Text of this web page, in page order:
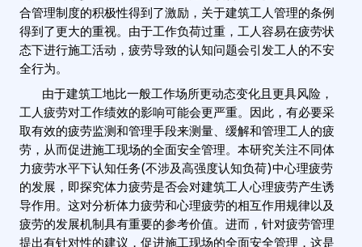
合管理制度的积极性得到了激励，关于建筑工人管理的条例
得到了更大的重视。由于工作负荷过重，工人容易在疲劳状
态下进行施工活动，疲劳导致的认知问题会引发工人的不安
全行为。
由于建筑工地比一般工作场所更动态变化且更具风险，
工人疲劳对工作绩效的影响可能会更严重。因此，有必要采
取有效的疲劳监测和管理手段来测量、缓解和管理工人的疲
劳，从而促进施工现场的全面安全管理。本研究关注不同体
力疲劳水平下认知任务(不涉及高强度认知负荷)中心理疲劳
的发展，即探究体力疲劳是否会对建筑工人心理疲劳产生诱
导作用。这对分析体力疲劳和心理疲劳的相互作用规律以及
疲劳的发展机制具有重要的参考价值。进而，针对疲劳管理
提出有针对性的建议，促进施工现场的全面安全管理，这是